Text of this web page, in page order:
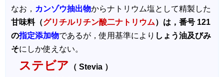
なお， カンゾウ抽出物からナトリウム塩として精製した
甘味料（グリチルリチン酸二ナトリウム）は，番号 121
の指定添加物であるが，使用基準により しょう油及びみ
そにしか使えない。
ステビア （ Stevia ）